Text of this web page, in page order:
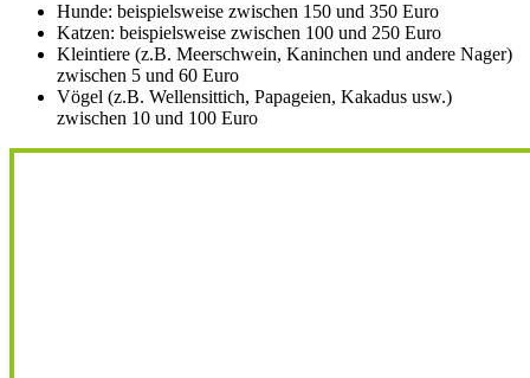
Hunde: beispielsweise zwischen 150 und 350 Euro
Katzen: beispielsweise zwischen 100 und 250 Euro
Kleintiere (z.B. Meerschwein, Kaninchen und andere Nager)
zwischen 5 und 60 Euro
Vögel (z.B. Wellensittich, Papageien, Kakadus usw.)
zwischen 10 und 100 Euro